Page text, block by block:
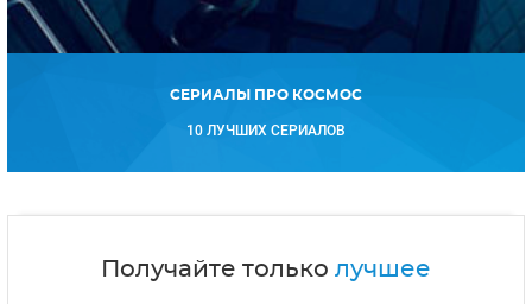
СЕРИАЛЫ ПРО КОСМОС
10 ЛУЧШИХ СЕРИАЛОВ
Получайте только лучшее